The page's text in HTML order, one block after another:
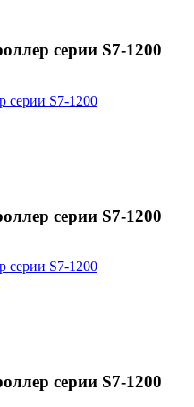
серии S7-1200
серии S7-1200
серии S7-1200